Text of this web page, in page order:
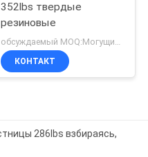
352lbs твердые
резиновые
КОНТАКТ
286lbs взбираясь,